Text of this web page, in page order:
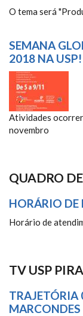
O tema será
SEMANA
2018 NA USP!
Atividades
novembro
QUADRO
HORÁRIO DE
Horário de
TV USP
TRAJETÓRIA